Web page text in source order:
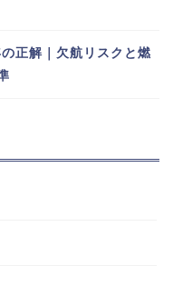
正解｜欠航リスクと燃